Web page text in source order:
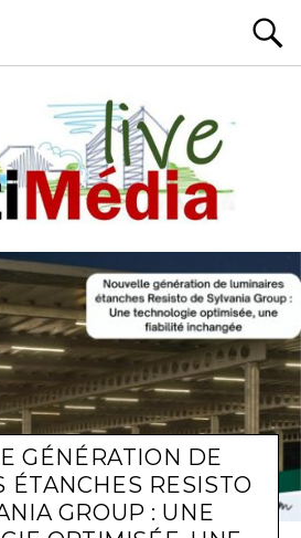
en live
GÉNÉRATION DE
ÉTANCHES RESISTO
GROUP : UNE